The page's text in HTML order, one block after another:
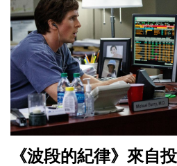
《波段的紀律》來自